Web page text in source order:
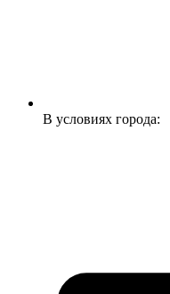
В условиях города: